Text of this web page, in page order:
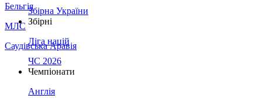
Бельгія
МЛС
Саудівська Аравія
Збірна України
Збірні
Ліга націй
ЧС 2026
Чемпіонати
Англія